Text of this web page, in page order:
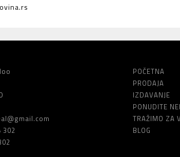
302
POČETNA
PRODAJA
IZDAVANJE
PONUDITE
TRAŽIMO ZA
BLOG